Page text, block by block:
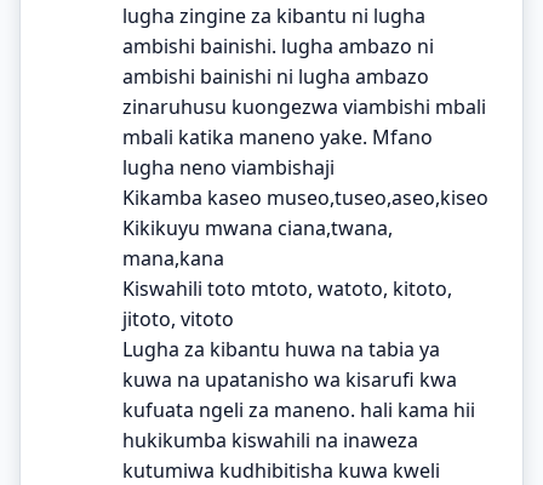
lugha zingine za kibantu ni lugha
ambishi bainishi. lugha ambazo ni
ambishi bainishi ni lugha ambazo
zinaruhusu kuongezwa viambishi mbali
mbali katika maneno yake. Mfano
lugha neno viambishaji
Kikamba kaseo museo,tuseo,aseo,kiseo
Kikikuyu mwana ciana,twana,
mana,kana
Kiswahili toto mtoto, watoto, kitoto,
jitoto, vitoto
Lugha za kibantu huwa na tabia ya
kuwa na upatanisho wa kisarufi kwa
kufuata ngeli za maneno. hali kama hii
hukikumba kiswahili na inaweza
kutumiwa kudhibitisha kuwa kweli